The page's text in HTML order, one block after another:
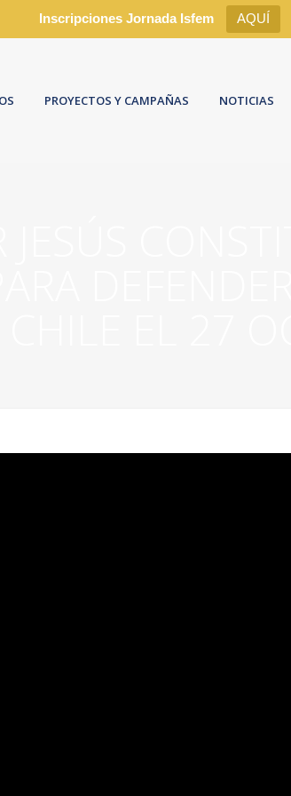
Inscripciones Jornada Isfem AQUÍ
PROYECTOS Y CAMPAÑAS NOTICIAS